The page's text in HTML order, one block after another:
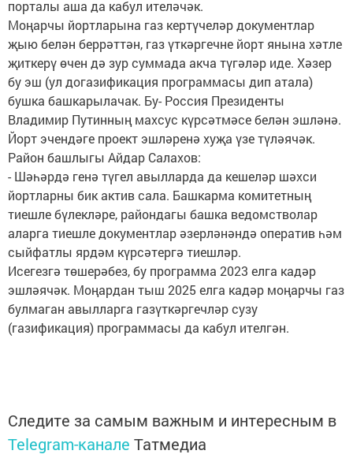
порталы аша да кабул ителәчәк.
Моңарчы йортларына газ кертүчеләр документлар
җыю белән беррәттән, газ үткәргечне йорт янына хәтле
җиткерү өчен дә зур суммада акча түгәләр иде. Хәзер
бу эш (ул догазификация программасы дип атала)
бушка башкарылачак. Бу- Россия Президенты
Владимир Путинның махсус күрсәтмәсе белән эшләнә.
Йорт эчендәге проект эшләренә хуҗа үзе түләячәк.
Район башлыгы Айдар Салахов:
- Шәһәрдә генә түгел авылларда да кешеләр шәхси
йортларны бик актив сала. Башкарма комитетның
тиешле бүлекләре, райондагы башка ведомстволар
аларга тиешле документлар әзерләнәндә оператив һәм
сыйфатлы ярдәм күрсәтергә тиешләр.
Исегезгә төшерәбез, бу программа 2023 елга кадәр
эшләячәк. Моңардан тыш 2025 елга кадәр моңарчы газ
булмаган авылларга газүткәргечләр сузу
(газификация) программасы да кабул ителгән.
Следите за самым важным и интересным в
Telegram-канале Татмедиа